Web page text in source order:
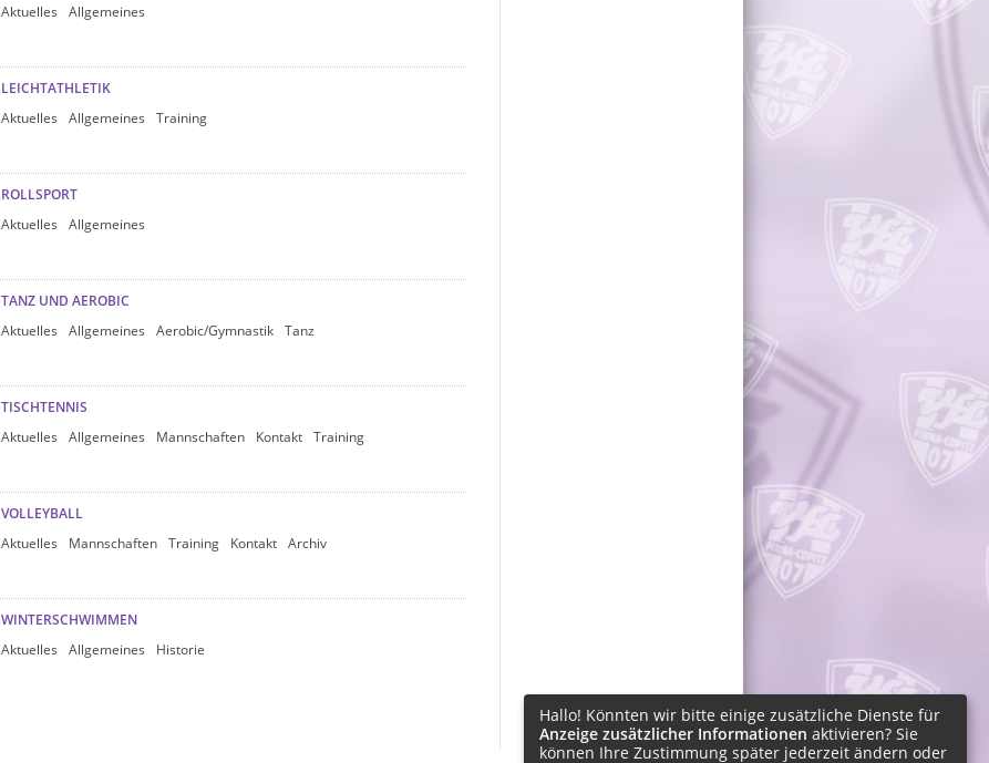
Aktuelles
Allgemeines
LEICHTATHLETIK
Aktuelles
Allgemeines Training
ROLLSPORT
Aktuelles
Allgemeines
TANZ UND AEROBIC
Aktuelles
Allgemeines Aerobic/Gymnastik Tanz
TISCHTENNIS
Aktuelles
Allgemeines Mannschaften Kontakt Training
VOLLEYBALL
Aktuelles
Mannschaften Training Kontakt Archiv
WINTERSCHWIMMEN
Aktuelles
Allgemeines Historie
Hallo! Könnten wir bitte einige zusätzliche Dienste für
Anzeige zusätzlicher Informationen aktivieren? Sie
können Ihre Zustimmung später jederzeit ändern oder